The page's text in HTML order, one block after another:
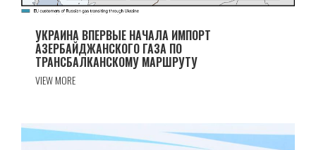
УКРАИНА ВПЕРВЫЕ НАЧАЛА ИМПОРТ
АЗЕРБАЙДЖАНСКОГО ГАЗА ПО
ТРАНСБАЛКАНСКОМУ МАРШРУТУ
VIEW MORE